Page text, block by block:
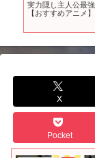
実力隠し主人公最
【おすすめアニメ】
X
Pocket